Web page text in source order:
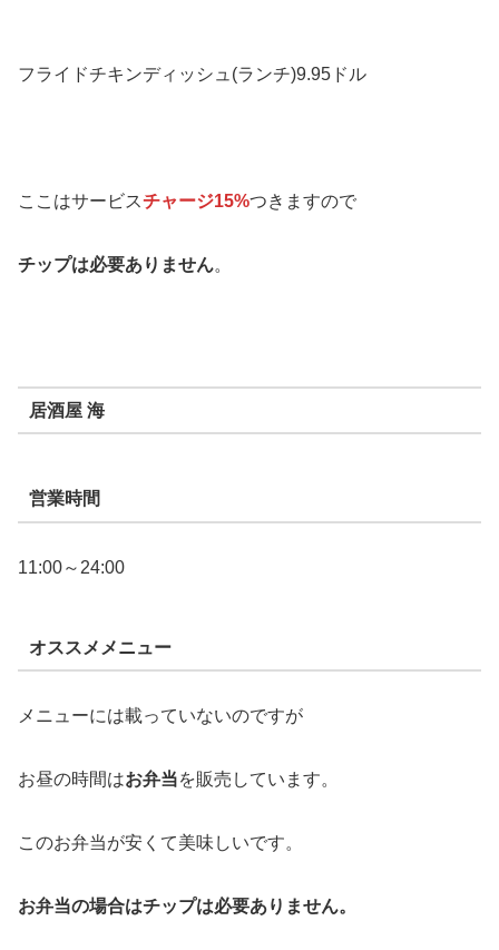
フライドチキンディッシュ(ランチ)9.95ドル
ここはサービスチャージ15%つきますので
チップは必要ありません。
居酒屋 海
営業時間
11:00～24:00
オススメメニュー
メニューには載っていないのですが
お昼の時間はお弁当を販売しています。
このお弁当が安くて美味しいです。
お弁当の場合はチップは必要ありません。